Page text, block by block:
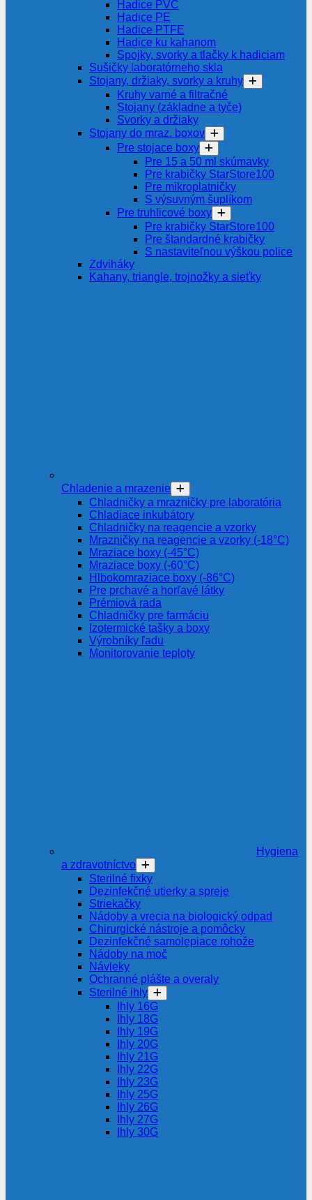
Hadice PVC
Hadice PE
Hadice PTFE
Hadice ku kahanom
Spojky, svorky a tlačky k hadiciam
Sušičky laboratórneho skla
Stojany, držiaky, svorky a kruhy
Kruhy varné a filtračné
Stojany (základne a tyče)
Svorky a držiaky
Stojany do mraz. boxov
Pre stojace boxy
Pre 15 a 50 ml skúmavky
Pre krabičky StarStore100
Pre mikroplatničky
S výsuvným šuplíkom
Pre truhlicové boxy
Pre krabičky StarStore100
Pre štandardné krabičky
S nastaviteľnou výškou police
Zdviháky
Kahany, triangle, trojnožky a sieťky
Chladenie a mrazenie
Chladničky a mrazničky pre laboratória
Chladiace inkubátory
Chladničky na reagencie a vzorky
Mrazničky na reagencie a vzorky (-18°C)
Mraziace boxy (-45°C)
Mraziace boxy (-60°C)
Hlbokomraziace boxy (-86°C)
Pre prchavé a horľavé látky
Prémiová rada
Chladničky pre farmáciu
Izotermické tašky a boxy
Výrobníky ľadu
Monitorovanie teploty
Hygiena
a zdravotníctvo
Sterilné fixky
Dezinfekčné utierky a spreje
Striekačky
Nádoby a vrecia na biologický odpad
Chirurgické nástroje a pomôcky
Dezinfekčné samolepiace rohože
Nádoby na moč
Návleky
Ochranné plášte a overaly
Sterilné ihly
Ihly 16G
Ihly 18G
Ihly 19G
Ihly 20G
Ihly 21G
Ihly 22G
Ihly 23G
Ihly 25G
Ihly 26G
Ihly 27G
Ihly 30G